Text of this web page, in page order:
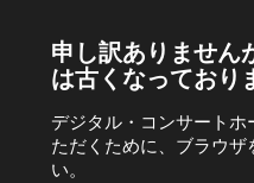
申し訳ありません
は古くなっており
デジタル・コンサート
ただくために、ブラウザ
い。